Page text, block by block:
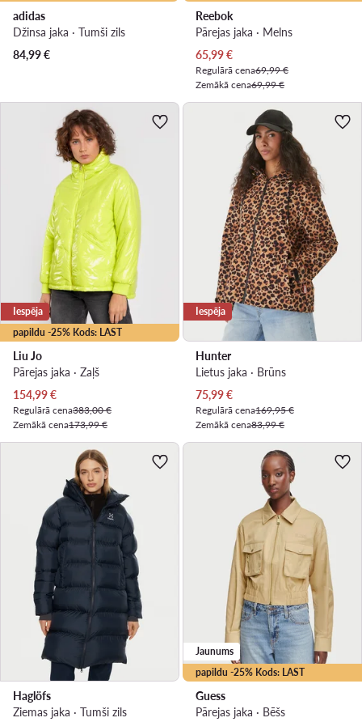
adidas
Džinsa jaka · Tumši zils
84,99€
Reebok
Pārejas jaka · Melns
Pašreizējā cena
65,99€
Regulārā cena69,99 €
Zemākā cena69,99 €
papildu -25% Kods: LAST
Iespēja
Liu Jo
Pārejas jaka · Zaļš
Pašreizējā cena
154,99€
Regulārā cena383,00 €
Zemākā cena173,99 €
Iespēja
Hunter
Lietus jaka · Brūns
Pašreizējā cena
75,99€
Regulārā cena169,95 €
Zemākā cena83,99 €
Haglöfs
Ziemas jaka · Tumši zils
papildu -25% Kods: LAST
Jaunums
Guess
Pārejas jaka · Bēšs